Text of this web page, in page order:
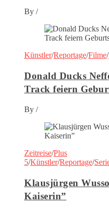
By /
Künstler/Reportage/Filme/
Donald Ducks
Track feiern
By /
Zeitreise/Plus
5/Künstler/Reportage/
Klausjürgen
Kaiserin”